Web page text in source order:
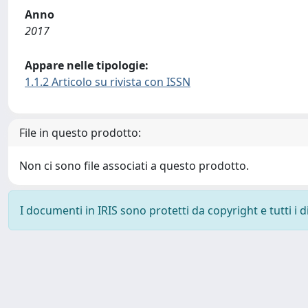
Anno
2017
Appare nelle tipologie:
1.1.2 Articolo su rivista con ISSN
File in questo prodotto:
Non ci sono file associati a questo prodotto.
I documenti in IRIS sono protetti da copyright e tutti i